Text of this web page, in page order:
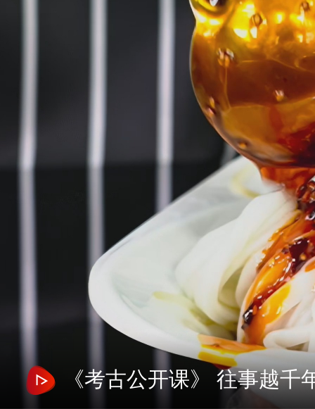
《考古公开课》 往事越千